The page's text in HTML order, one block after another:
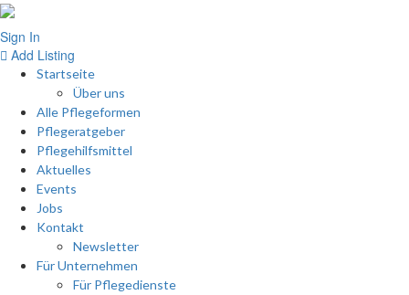
Sign In
Add Listing
Startseite
Über uns
Alle Pflegeformen
Pflegeratgeber
Pflegehilfsmittel
Aktuelles
Events
Jobs
Kontakt
Newsletter
Für Unternehmen
Für Pflegedienste